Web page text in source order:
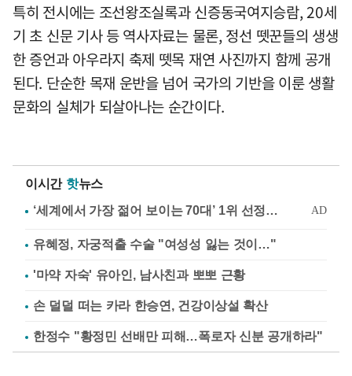
특히 전시에는 조선왕조실록과 신증동국여지승람, 20세
기 초 신문 기사 등 역사자료는 물론, 정선 뗏꾼들의 생생
한 증언과 아우라지 축제 뗏목 재연 사진까지 함께 공개
된다. 단순한 목재 운반을 넘어 국가의 기반을 이룬 생활
문화의 실체가 되살아나는 순간이다.
이시간 핫뉴스
유혜정, 자궁적출 수술 "여성성 잃는 것이…"
'마약 자숙' 유아인, 남사친과 뽀뽀 근황
손 덜덜 떠는 카라 한승연, 건강이상설 확산
한정수 "황정민 선배만 피해…폭로자 신분 공개하라"